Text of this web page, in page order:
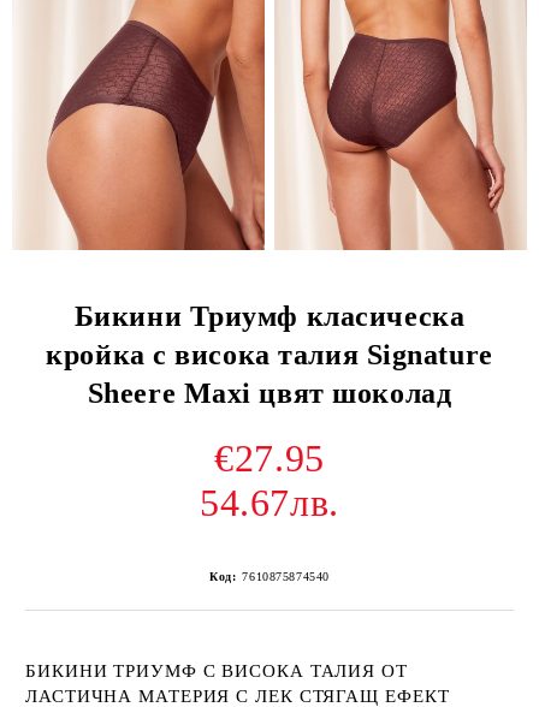
Бикини Триумф класическа
кройка с висока талия Signature
Sheere Maxi цвят шоколад
€27.95
54.67лв.
Код: 7610875874540
БИКИНИ ТРИУМФ С ВИСОКА ТАЛИЯ ОТ
ЛАСТИЧНА МАТЕРИЯ С ЛЕК СТЯГАЩ ЕФЕКТ